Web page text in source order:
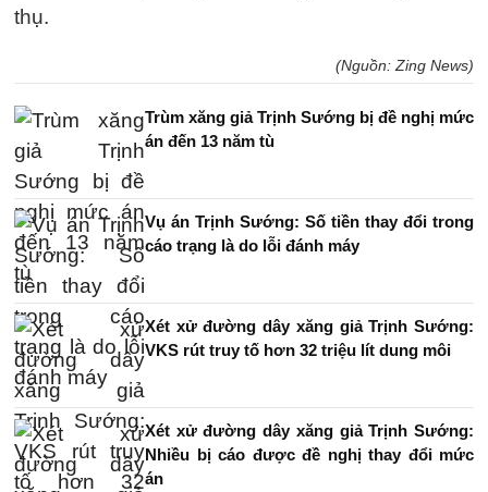
thụ.
(Nguồn: Zing News)
Trùm xăng giả Trịnh Sướng bị đề nghị mức
án đến 13 năm tù
Vụ án Trịnh Sướng: Số tiền thay đổi trong
cáo trạng là do lỗi đánh máy
Xét xử đường dây xăng giả Trịnh Sướng:
VKS rút truy tố hơn 32 triệu lít dung môi
Xét xử đường dây xăng giả Trịnh Sướng:
Nhiều bị cáo được đề nghị thay đổi mức
án